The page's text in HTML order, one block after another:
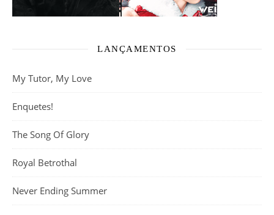
LANÇAMENTOS
My Tutor, My Love
Enquetes!
The Song Of Glory
Royal Betrothal
Never Ending Summer